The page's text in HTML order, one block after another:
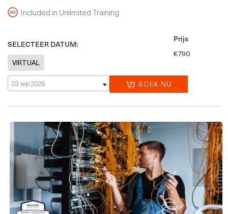
Included in Unlimited Training
SELECTEER DATUM:
03 sep 2026 BOEK NU
Prijs
€790